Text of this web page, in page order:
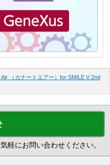
Air （カナートエアー）for SMILE V 2nd
軽にお問い合わせください。